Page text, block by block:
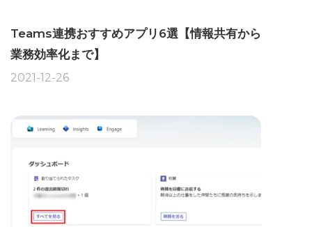
Teams連携おすすめアプリ6選【情報共有から
業務効率化まで】
2021-12-26